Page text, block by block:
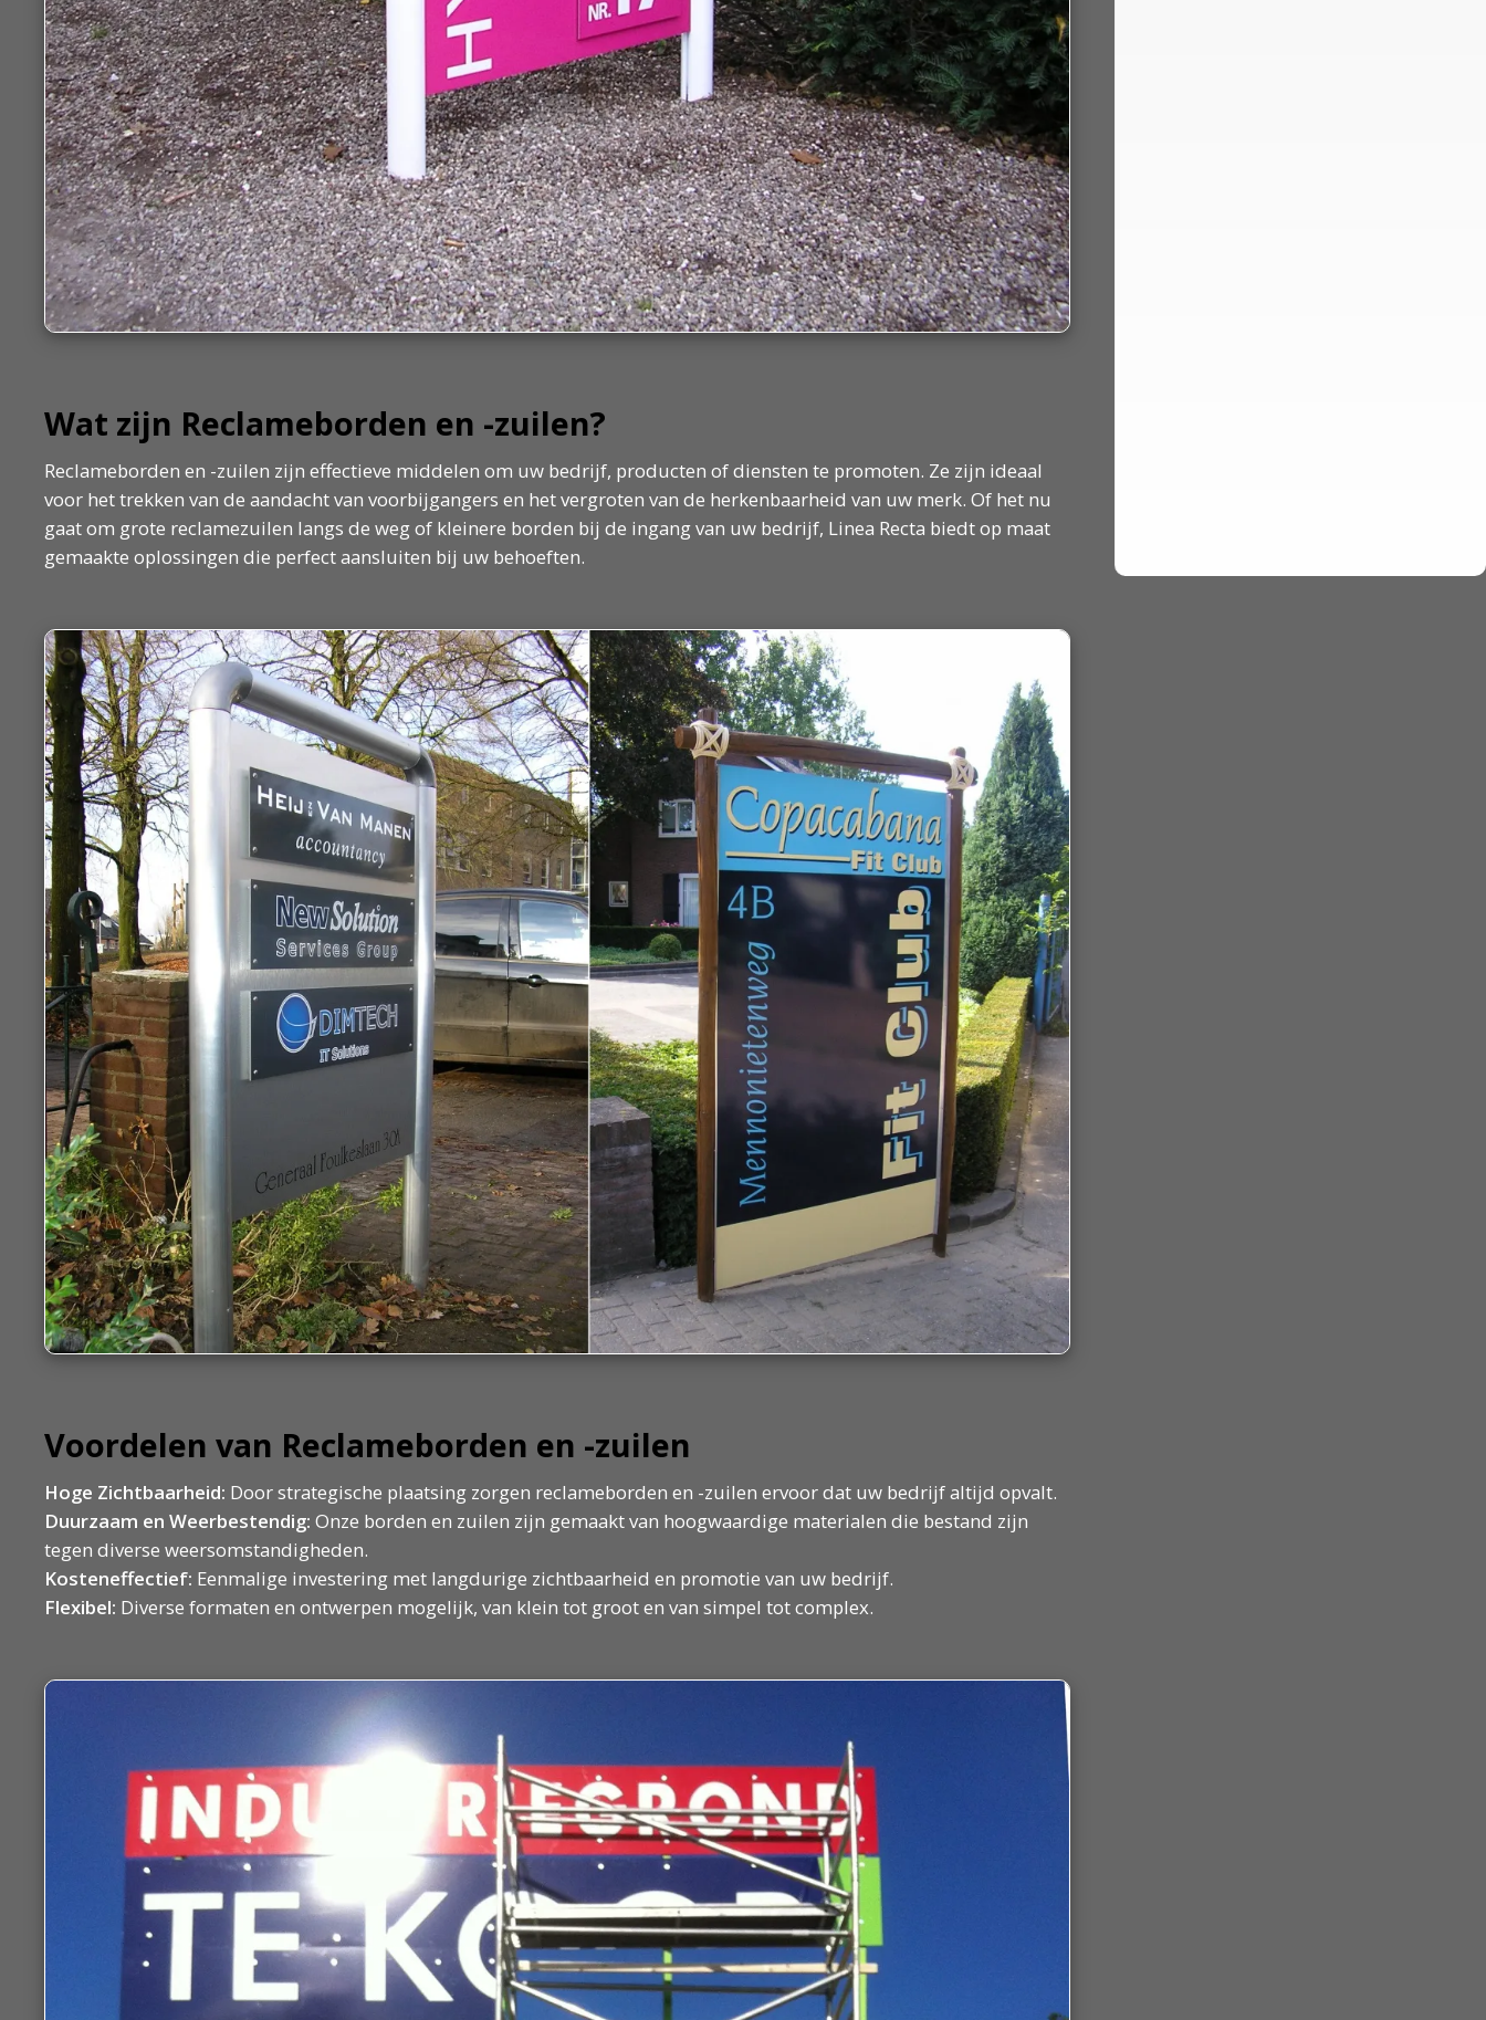
Wat zijn Reclameborden en -zuilen?
Reclameborden en -zuilen zijn effectieve middelen om uw bedrijf, producten of diensten te promoten. Ze zijn ideaal
voor het trekken van de aandacht van voorbijgangers en het vergroten van de herkenbaarheid van uw merk. Of het nu
gaat om grote reclamezuilen langs de weg of kleinere borden bij de ingang van uw bedrijf, Linea Recta biedt op maat
gemaakte oplossingen die perfect aansluiten bij uw behoeften.
Voordelen van Reclameborden en -zuilen
Hoge Zichtbaarheid: Door strategische plaatsing zorgen reclameborden en -zuilen ervoor dat uw bedrijf altijd opvalt.
Duurzaam en Weerbestendig: Onze borden en zuilen zijn gemaakt van hoogwaardige materialen die bestand zijn
tegen diverse weersomstandigheden.
Kosteneffectief: Eenmalige investering met langdurige zichtbaarheid en promotie van uw bedrijf.
Flexibel: Diverse formaten en ontwerpen mogelijk, van klein tot groot en van simpel tot complex.